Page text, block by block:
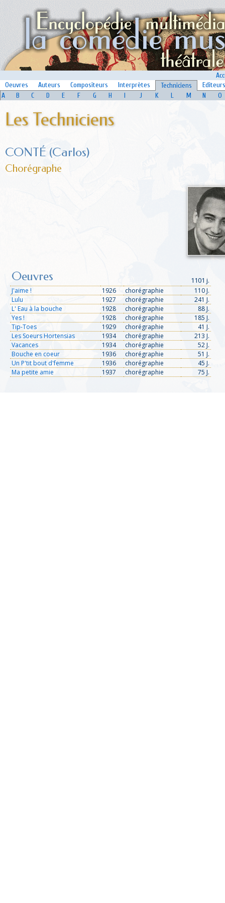
Oeuvres
Auteurs Compositeurs Interprètes Techniciens
Editeurs
A
B C D E F G H I J K L M N O
Les Techniciens
CONTÉ (Carlos)
Chorégraphe
Oeuvres 1101 j.
J'aime ! 1926 chorégraphie
110 J.
Lulu
1927 chorégraphie
241 J.
L' Eau à la bouche
1928 chorégraphie
88 J.
Yes !
1928 chorégraphie
185 J.
Tip-Toes
1929 chorégraphie
41 J.
Les Soeurs Hortensias
1934 chorégraphie
213 J.
Vacances
1934 chorégraphie
52 J.
Bouche en coeur
1936 chorégraphie
51 J.
Un P'tit bout d'femme
1936 chorégraphie
45 J.
Ma petite amie
1937 chorégraphie 75 J.